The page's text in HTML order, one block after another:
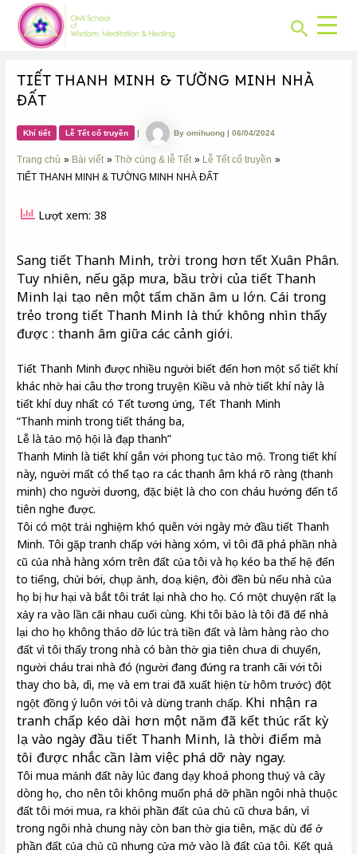
content
Search
TIẾT THANH MINH & TƯỜNG MINH NHÀ
ĐẤT
Khí tiết Lễ Tết cổ truyền | Byomihuong|06/04/2024
Trang chủ Bài viết Thờ cúng & lễ Tết
Lễ Tết cổ truyền
TIẾT THANH MINH & TƯỜNG MINH NHÀ ĐẤT
Lượt xem: 38
Sang tiết Thanh Minh, trời trong hơn tết Xuân Phân.
Tuy nhiên, nếu gặp mưa, bầu trời của tiết Thanh
Minh lại tạo nên một tấm chăn âm u lớn. Cái trong
trẻo trong tiết Thanh Minh là thứ không nhìn thấy
được : thanh âm giữa các cảnh giới.
Tiết Thanh Minh được nhiều người biết đến hơn một số tiết khí
khác nhờ hai câu thơ trong truyện Kiều và nhờ tiết khí này là
tiết khí duy nhất có Tết tương ứng, Tết Thanh Minh
“Thanh minh trong tiết tháng ba,
Lễ là tảo mộ hội là đạp thanh”
Thanh Minh là tiết khí gắn với phong tục tảo mộ. Trong tiết khí
này, người mất có thể tạo ra các thanh âm khá rõ ràng (thanh
minh) cho người dương, đặc biệt là cho con cháu hướng đến tổ
tiên nghe được.
Tôi có một trải nghiệm khó quên với ngày mở đầu tiết Thanh
Minh. Tôi gặp tranh chấp với hàng xóm, vì tôi đã phá phần nhà
cũ của nhà hàng xóm trên đất của tôi và họ kéo ba thế hệ đến
to tiếng, chửi bới, chụp ảnh, doạ kiện, đòi đền bù nếu nhà của
họ bị hư hại và bắt tôi trát lại nhà cho họ. Có một chuyện rất lạ
xảy ra vào lần cãi nhau cuối cùng. Khi tôi bảo là tôi đã để nhà
lại cho họ không tháo dỡ lúc trả tiền đất và làm hàng rào cho
đất vì tôi thấy trong nhà có bàn thờ gia tiên chưa di chuyển,
người cháu trai nhà đó (người đang đứng ra tranh cãi với tôi
thay cho bà, dì, mẹ và em trai đã xuất hiện từ hôm trước) đột
ngột đồng ý luôn với tôi và dừng tranh chấp. Khi nhận ra
tranh chấp kéo dài hơn một năm đã kết thúc rất kỳ
lạ vào ngày đầu tiết Thanh Minh, là thời điểm mà
tôi được nhắc cần làm việc phá dỡ này ngay.
Tôi mua mảnh đất này lúc đang dạy khoá phong thuỷ và cây
dòng họ, cho nên tôi không muốn phá dỡ phần ngôi nhà thuộc
đất tôi mới mua, ra khỏi phần đất của chủ cũ chưa bán, vì
trong ngôi nhà chung này còn ban thờ gia tiên, mặc dù để ở
phần đất của chủ cũ nhưng cửa mở vào là đất của tôi. Kết quả
Post
navigation
CHUYÊN
MỤC: